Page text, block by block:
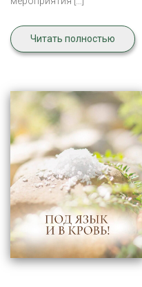
Читать полностью